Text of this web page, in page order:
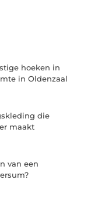
hoeken in
in Oldenzaal
die
maakt
van een